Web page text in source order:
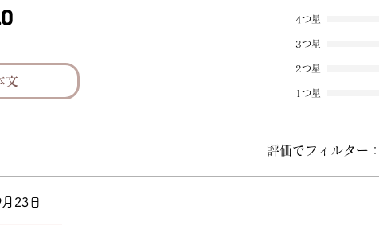
れています。
文
4つ星
3つ星
2つ星
1つ星
評価でフィルター：
23日